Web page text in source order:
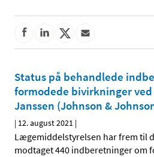
Status på behandlede
formodede bivirkninger ved
Janssen (Johnson &
| 12. august 2021 |
Lægemiddelstyrelsen har frem til
modtaget 440 indberetninger om